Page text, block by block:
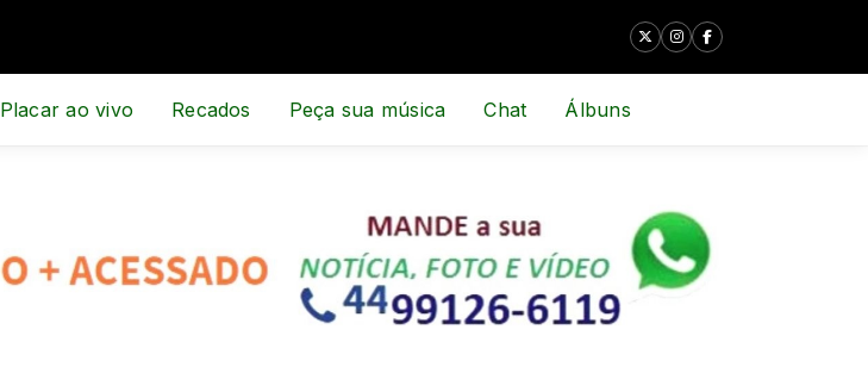
Placar ao vivo Recados Peça sua música Chat Álbuns